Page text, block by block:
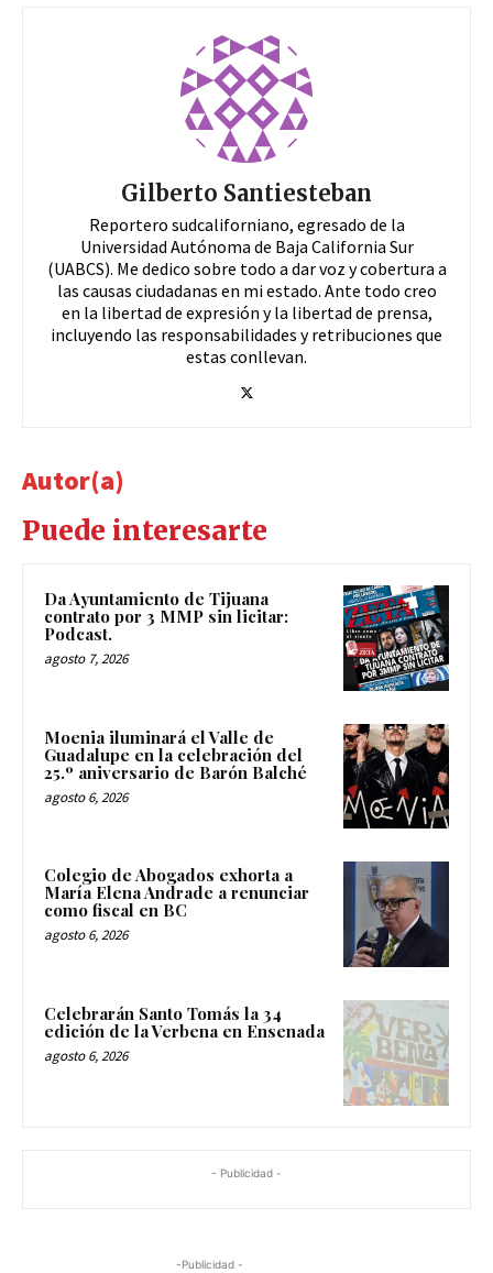
Gilberto Santiesteban
Reportero sudcaliforniano, egresado de la
Universidad Autónoma de Baja California Sur
(UABCS). Me dedico sobre todo a dar voz y cobertura a
las causas ciudadanas en mi estado. Ante todo creo
en la libertad de expresión y la libertad de prensa,
incluyendo las responsabilidades y retribuciones que
estas conllevan.
Autor(a)
Puede interesarte
Da Ayuntamiento de Tijuana
contrato por 3 MMP sin licitar:
Podcast.
agosto 7, 2026
Moenia iluminará el Valle de
Guadalupe en la celebración del
25.º aniversario de Barón Balché
agosto 6, 2026
Colegio de Abogados exhorta a
María Elena Andrade a renunciar
como fiscal en BC
agosto 6, 2026
Celebrarán Santo Tomás la 34
edición de la Verbena en Ensenada
agosto 6, 2026
- Publicidad -
-Publicidad -